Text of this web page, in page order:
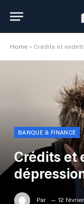
Home » Crédits et
BANQUE & FINANCE
Crédits et
Par 12